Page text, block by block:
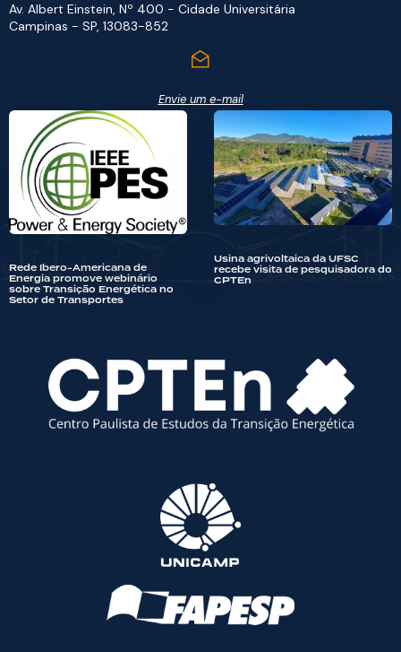
Av. Albert Einstein, Nº 400 - Cidade Universitária
Campinas - SP, 13083-852
Envie um e-mail
Rede Ibero-Americana de
Energia promove webinário
sobre Transição Energética no
Setor de Transportes
Usina agrivoltaica da UFSC
recebe visita de pesquisadora do
CPTEn